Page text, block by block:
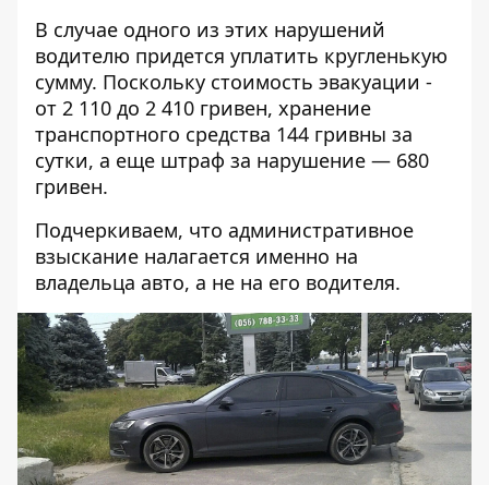
В случае одного из этих нарушений
водителю придется уплатить кругленькую
сумму. Поскольку стоимость эвакуации -
от 2 110 до 2 410 гривен, хранение
транспортного средства 144 гривны за
сутки, а еще штраф за нарушение — 680
гривен.
Подчеркиваем, что административное
взыскание налагается именно на
владельца авто, а не на его водителя.